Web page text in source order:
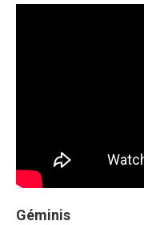
Géminis